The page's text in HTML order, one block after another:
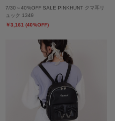
7/30～40%OFF SALE PINKHUNT クマ耳リ
ュック 1349
￥3,161 (40%OFF)